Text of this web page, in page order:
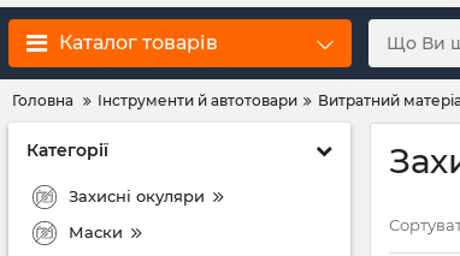
Каталог товарів
Головна Інструменти й автотовари Витратний
Категорії
Захисні окуляри
Маски